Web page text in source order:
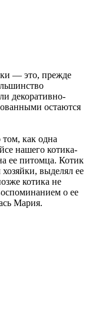
— это, прежде
декоративно-
остаются
том, как одна
нашего котика-
ее питомца. Котик
выделял ее
котика не
о ее
Мария.